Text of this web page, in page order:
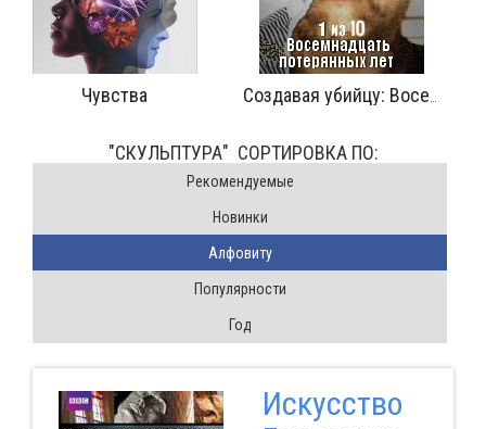
Чувства
"СКУЛЬПТУРА" CОРТИРОВКА ПО:
Pекомендуемые
Новинки
Алфовиту
Популярности
Год
Искусство